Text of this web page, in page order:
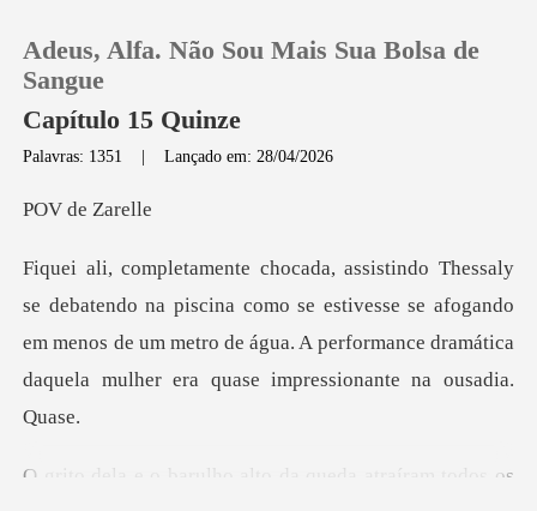
Histórico
Sair
Adeus, Alfa. Não Sou Mais Sua Bolsa de
Sangue
Capítulo 15 Quinze
Palavras: 1351 |Lançado em: 28/04/2026
de Z
scina como se estivesse se afogando
em menos de um metro de água. A perfo
a atraíram todos os